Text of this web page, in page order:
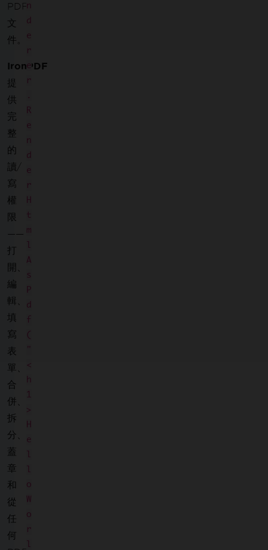
n
d
e
r
e
r
.
R
e
n
d
e
r
H
t
m
A
s
P
d
f
(
"
<
h
1
>
H
e
o
W
o
r
PDF
文
件。
IronPDF
提
供
完
整
的
讀/
寫
權
限
——
打
開、
編
輯、
填
寫
表
單、
合
併、
拆
分、
蓋
章
和
從
任
何